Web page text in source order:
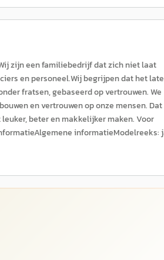
zijn een familiebedrijf dat zich niet laat
en personeel.Wij begrijpen dat het
fratsen, gebaseerd op vertrouwen. We
en vertrouwen op onze mensen. Dat
beter en makkelijker maken. Voor
informatieModelreeks: